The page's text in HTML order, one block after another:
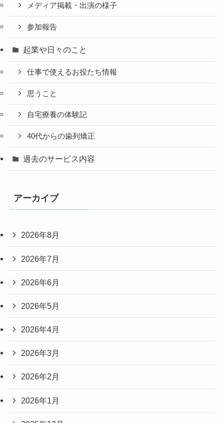
メディア掲載・出演の様子
参加報告
起業や日々のこと
仕事で使えるお役たち情報
思うこと
自宅療養の体験記
40代からの歯列矯正
過去のサービス内容
アーカイブ
2026年8月
2026年7月
2026年6月
2026年5月
2026年4月
2026年3月
2026年2月
2026年1月